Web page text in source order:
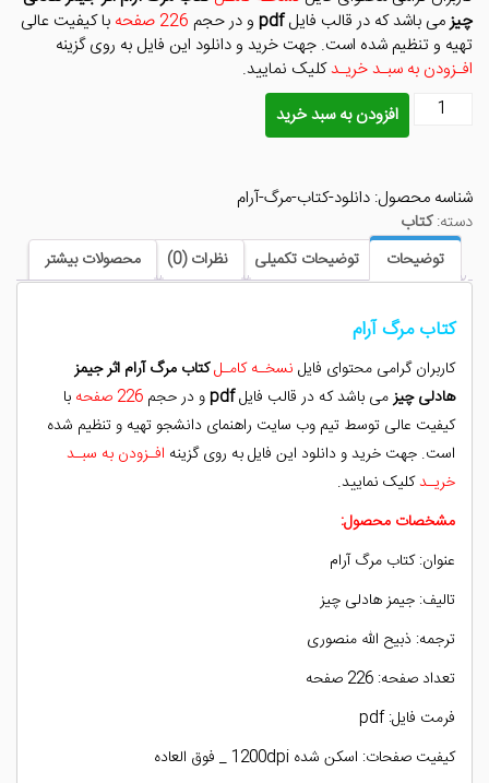
بود. است.
چیزمی باشد که در قالب فایلpdf و در حجم
با کیفیت عالی
تهیه و تنظیم شده است. جهت خرید و دانلود این فایل به روی گزینه
افـزودن به سبـد خریـدکلیک نمایید.
دانلود
عدد
افزودن به سبد خرید
شناسه محصول: دانلود-کتاب-مرگ-آرام
دسته:کتاب
توضیحات توضیحات تکمیلی نظرات (0) محصولات بیشتر
کتاب مرگ آرام
کاربران گرامی محتوای فایل نسخـه کامـلکتاب مرگ آرام اثر جیمز
هادلی چیزمی باشد که در قالب فایلpdfو در حجم
با
کیفیت عالی توسط تیم وب سایت راهنمای دانشجو تهیه و تنظیم شده
است. جهت خرید و دانلود این فایل به روی گزینه افـزودن به سبـد
خریـدکلیک نمایید.
مشخصات محصول:
عنوان: کتاب مرگ آرام
تالیف: جیمز هادلی چیز
ترجمه: ذبیح الله منصوری
تعداد صفحه: 226 صفحه
فرمت فایل: pdf
کیفیت صفحات: اسکن شده 1200dpi _ فوق العاده